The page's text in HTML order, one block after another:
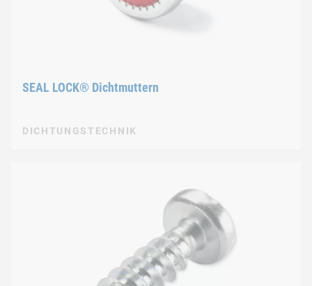
SEAL LOCK® Dichtmuttern
DICHTUNGSTECHNIK